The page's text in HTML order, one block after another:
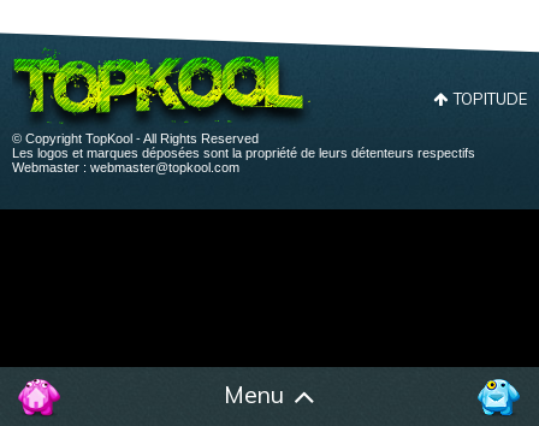
Menu
TOPITUDE
© Copyright TopKool - All Rights Reserved
Les logos et marques déposées sont la propriété de leurs détenteurs respectifs
Webmaster : webmaster@topkool.com